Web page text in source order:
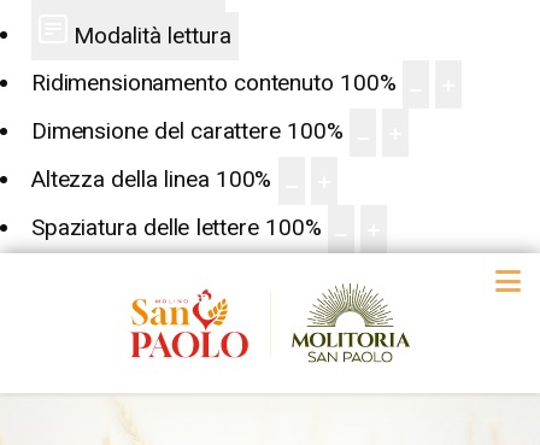
Modalità lettura
Ridimensionamento contenuto 100%
Dimensione del carattere 100%
Altezza della linea 100%
Spaziatura delle lettere 100%